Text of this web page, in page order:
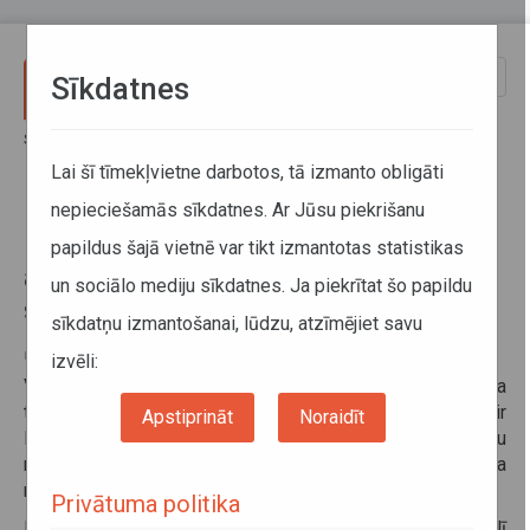
Sākums
Par ziemas riepām un to
aprīkošanu ar ķēdēm ziemas
sezonā Beļģijā
03. decembris 2025
Valsts SIA Autotransporta direkcija informē, ka
transportlīdzekļiem un to sastāviem, kuru pilna masa ir
lielāka par 3500 kilogramiem, Beļģijā nav ar likumu
noteikta obligāta ziemas riepu lietošana. Transportlīdzekļa
riepu protektora dziļumam ir jābūt vismaz 1.6mm.
Sīkdatnes
Lai šī tīmekļvietne darbotos, tā izmanto obligāti
nepieciešamās sīkdatnes. Ar Jūsu piekrišanu
papildus šajā vietnē var tikt izmantotas statistikas
un sociālo mediju sīkdatnes. Ja piekrītat šo papildu
sīkdatņu izmantošanai, lūdzu, atzīmējiet savu
izvēli:
Apstiprināt Noraidīt
Privātuma politika